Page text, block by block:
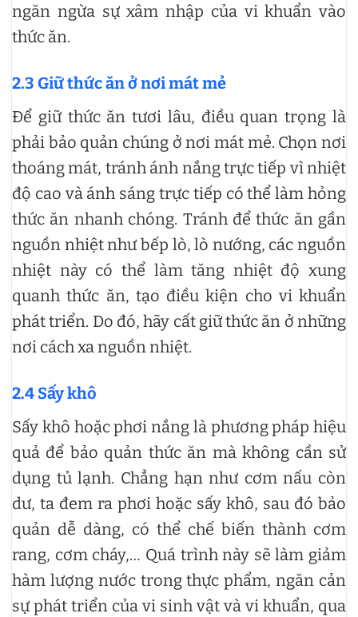
ngăn ngừa sự xâm nhập của vi khuẩn vào
thức ăn.
2.3 Giữ thức ăn ở nơi mát mẻ
Để giữ thức ăn tươi lâu, điều quan trọng là
phải bảo quản chúng ở nơi mát mẻ. Chọn nơi
thoáng mát, tránh ánh nắng trực tiếp vì nhiệt
độ cao và ánh sáng trực tiếp có thể làm hỏng
thức ăn nhanh chóng. Tránh để thức ăn gần
nguồn nhiệt như bếp lò, lò nướng, các nguồn
nhiệt này có thể làm tăng nhiệt độ xung
quanh thức ăn, tạo điều kiện cho vi khuẩn
phát triển. Do đó, hãy cất giữ thức ăn ở những
nơi cách xa nguồn nhiệt.
2.4 Sấy khô
Sấy khô hoặc phơi nắng là phương pháp hiệu
quả để bảo quản thức ăn mà không cần sử
dụng tủ lạnh. Chẳng hạn như cơm nấu còn
dư, ta đem ra phơi hoặc sấy khô, sau đó bảo
quản dễ dàng, có thể chế biến thành cơm
rang, cơm cháy,… Quá trình này sẽ làm giảm
hàm lượng nước trong thực phẩm, ngăn cản
sự phát triển của vi sinh vật và vi khuẩn, qua